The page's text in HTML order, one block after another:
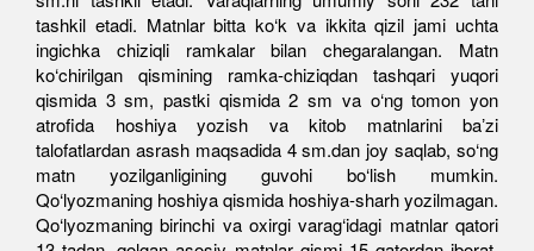
tashkil etadi. Matnlar bitta ko‘k va ikkita qizil jami uchta
ingichka chiziqli ramkalar bilan chegaralangan. Matn
ko‘chirilgan qismining ramka-chiziqdan tashqari yuqori
qismida 3 sm, pastki qismida 2 sm va o‘ng tomon yon
atrofida hoshiya yozish va kitob matnlarini baʼzi
talofatlardan asrash maqsadida 4 sm.dan joy saqlab, so‘ng
matn yozilganligining guvohi bo‘lish mumkin.
Qo‘lyozmaning hoshiya qismida hoshiya-sharh yozilmagan.
Qo‘lyozmaning birinchi va oxirgi varag‘idagi matnlar qatori